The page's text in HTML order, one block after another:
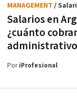
Salarios en
¿cuánto
MANAGEMENT /
PoriProfesional